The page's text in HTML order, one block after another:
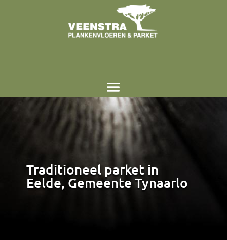
Traditioneel parket in
Eelde, Gemeente Tynaarlo